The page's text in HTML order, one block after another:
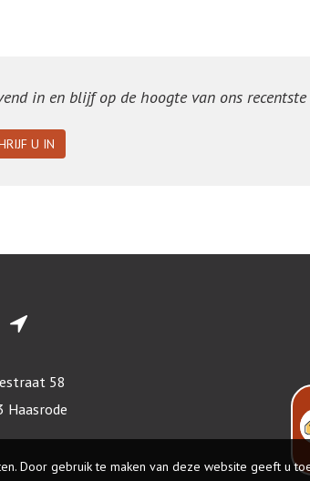
in en blijf op de hoogte van ons recentste
U IN
58
Haasrode
Door gebruik te maken van deze website geeft u